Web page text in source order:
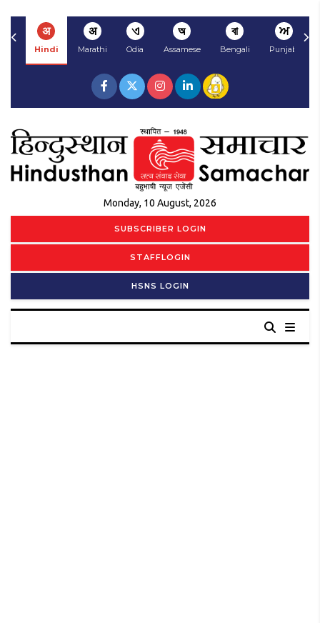
अ
Hindi
अ
Marathi
ଏ
Odia
অ
Assamese
বা
Bengali
ਅ
Punjabi
Monday, 10 August, 2026
SUBSCRIBER LOGIN
STAFFLOGIN
HSNS LOGIN